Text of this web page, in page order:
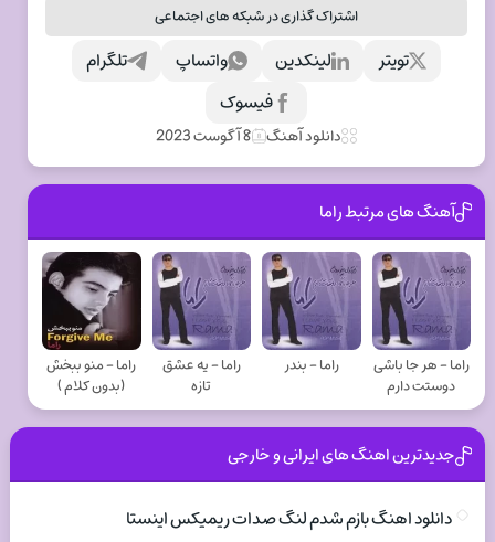
اشتراک گذاری در شبکه های اجتماعی
تلگرام واتساپ لینکدین
تویتر
فیسوک
دانلود آهنگ 8 آگوست 2023
آهنگ های مرتبط راما
راما - هر جا باشی
دوستت دارم
راما - بندر
راما - یه عشق
تازه
راما - منو ببخش
(بدون کلام )
جدیدترین اهنگ های ایرانی و خارجی
دانلود اهنگ بازم شدم لنگ صدات ریمیکس اینستا